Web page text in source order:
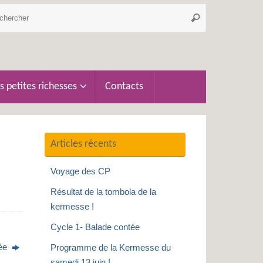
Rechercher
petites richesses Contacts
Articles récents
Voyage des CP
Résultat de la tombola de la
kermesse !
Cycle 1- Balade contée
Programme de la Kermesse du